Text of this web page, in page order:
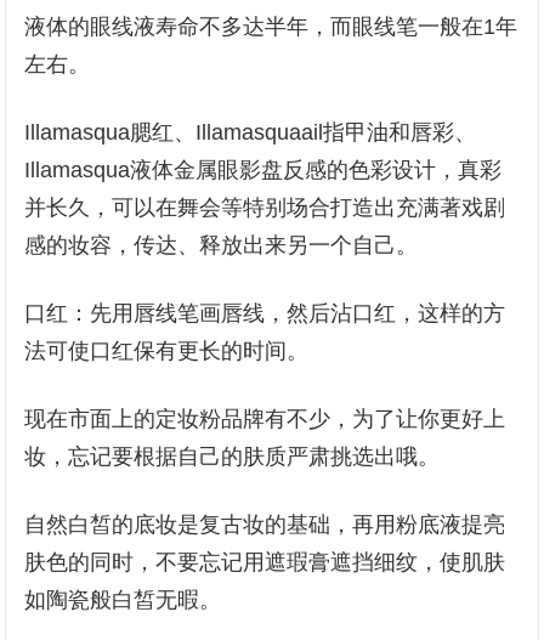
液体的眼线液寿命不多达半年，而眼线笔一般在1年
左右。
Illamasqua腮红、Illamasquaail指甲油和唇彩、
Illamasqua液体金属眼影盘反感的色彩设计，真彩
并长久，可以在舞会等特别场合打造出充满著戏剧
感的妆容，传达、释放出来另一个自己。
口红：先用唇线笔画唇线，然后沾口红，这样的方
法可使口红保有更长的时间。
现在市面上的定妆粉品牌有不少，为了让你更好上
妆，忘记要根据自己的肤质严肃挑选出哦。
自然白皙的底妆是复古妆的基础，再用粉底液提亮
肤色的同时，不要忘记用遮瑕膏遮挡细纹，使肌肤
如陶瓷般白皙无暇。